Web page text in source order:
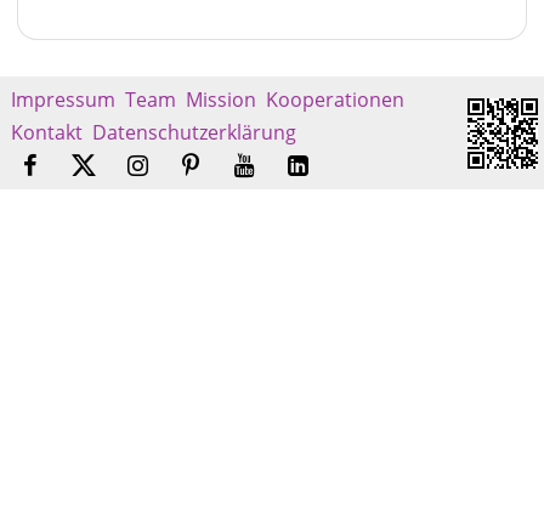
Impressum Team Mission Kooperationen
Kontakt Datenschutzerklärung